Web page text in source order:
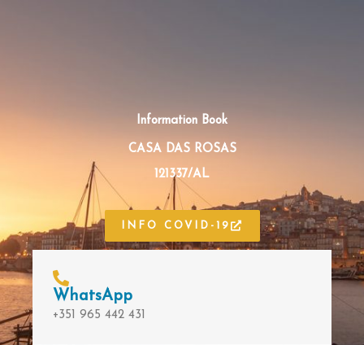
Information Book
CASA DAS ROSAS
121337/AL
INFO COVID-19
WhatsApp
+351 965 442 431